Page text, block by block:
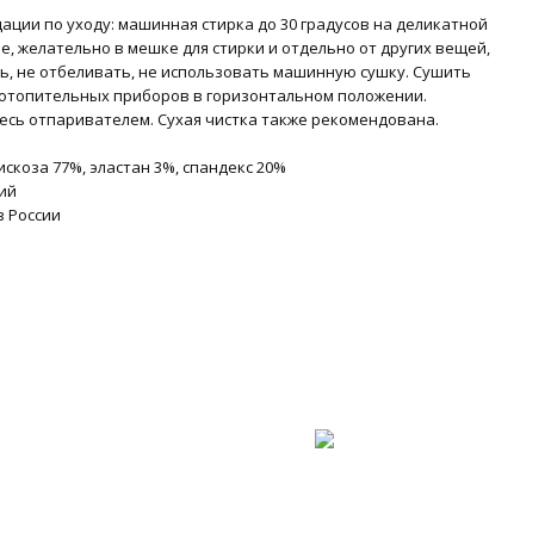
по уходу: машинная стирка до 30 градусов на деликатной
желательно в мешке для стирки и отдельно от других вещей,
не отбеливать, не использовать машинную сушку. Сушить
приборов в горизонтальном положении.
отпаривателем. Сухая чистка также рекомендована.
77%, эластан 3%, спандекс 20%
России